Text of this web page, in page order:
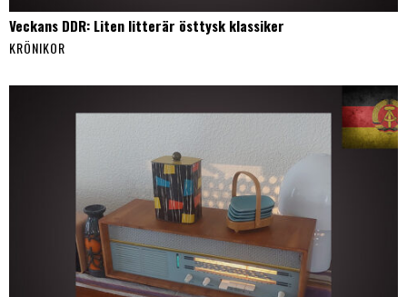
Veckans DDR: Liten litterär östtysk klassiker
KRÖNIKOR